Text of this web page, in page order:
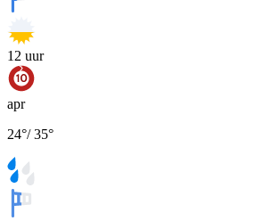
12 uur
apr
24°/35°